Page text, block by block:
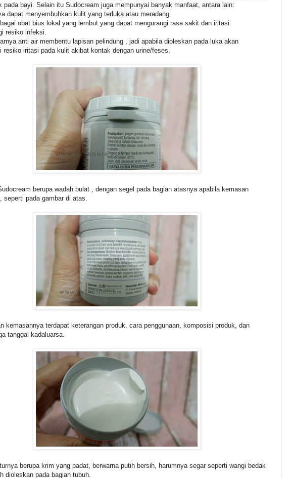
pada bayi. Selain itu Sudocream juga mempunyai banyak manfaat, antara lain:
dapat menyembuhkan kulit yang terluka atau meradang
obat bius lokal yang lembut yang dapat mengurangi rasa sakit dan iritasi.
resiko infeksi.
anti air membentu lapisan pelindung , jadi apabila dioleskan pada luka akan
resiko iritasi pada kulit akibat kontak dengan urine/feses.
berupa wadah bulat , dengan segel pada bagian atasnya apabila kemasan
seperti pada gambar di atas.
kemasannya terdapat keterangan produk, cara penggunaan, komposisi produk, dan
tanggal kadaluarsa.
berupa krim yang padat, berwarna putih bersih, harumnya segar seperti wangi bedak
dioleskan pada bagian tubuh.